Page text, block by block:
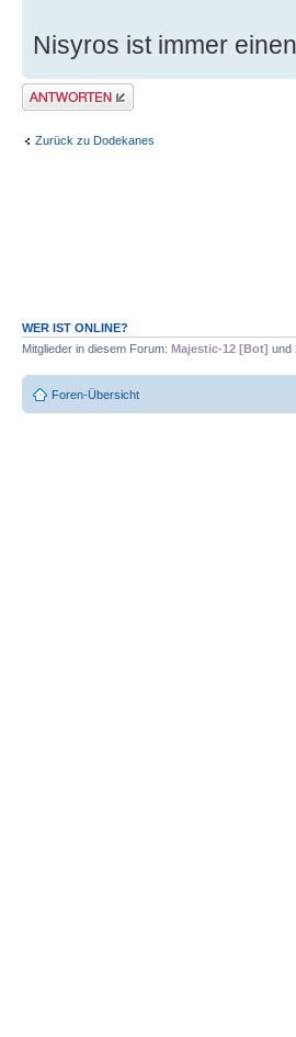
Nisyros ist immer
Antwort erstellen
Zurück zu Dodekanes
WER IST ONLINE?
Mitglieder in diesem Forum: Majestic-12 [Bot] und
Foren-Übersicht